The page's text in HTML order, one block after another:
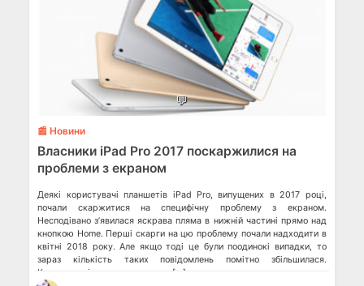
💬
📰 Новини
Власники iPad Pro 2017 поскаржилися на
проблеми з екраном
Деякі користувачі планшетів iPad Pro, випущених в 2017 році,
почали скаржитися на специфічну проблему з екраном.
Несподівано з’явилася яскрава пляма в нижній частині прямо над
кнопкою Home. Перші скарги на цю проблему почали надходити в
квітні 2018 року. Але якщо тоді це були поодинокі випадки, то
зараз кількість таких повідомлень помітно збільшилася.
Користувачі стверджують, що […]